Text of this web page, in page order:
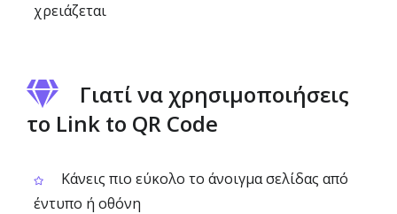
χρειάζεται
Γιατί να χρησιμοποιήσεις
το Link to QR Code
Κάνεις πιο εύκολο το άνοιγμα σελίδας από
έντυπο ή οθόνη